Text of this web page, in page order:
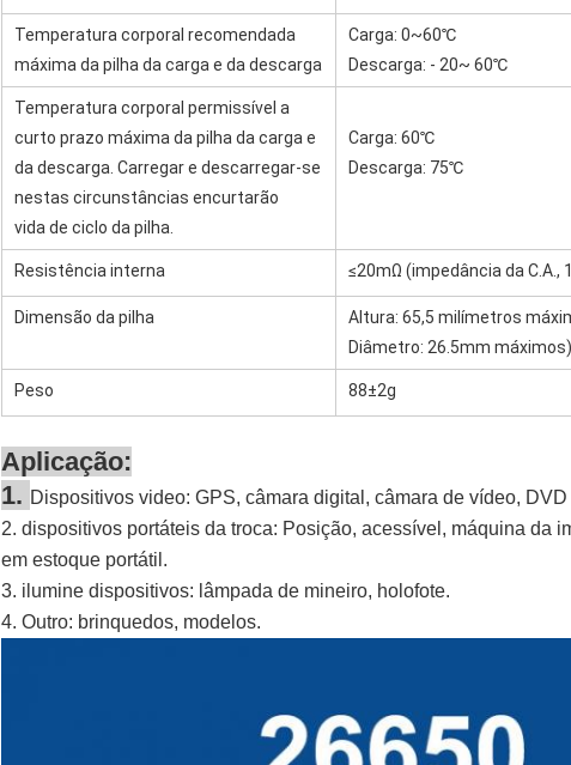
Temperatura corporal recomendada
máxima da pilha da carga e da descarga
Carga: 0~60℃
Descarga: - 20~ 60℃
Temperatura corporal permissível a
curto prazo máxima da pilha da carga e
da descarga. Carregar e descarregar-se
nestas circunstâncias encurtarão
vida de ciclo da pilha.
Carga: 60℃
Descarga: 75℃
Resistência interna ≤20mΩ (impedância da C.A.,
Dimensão da pilha
Altura: 65,5 milímetros
Diâmetro: 26.5mm máximos)
Peso 88±2g
Aplicação:
1. Dispositivos video: GPS, câmara digital, câmara de vídeo,
2. dispositivos portáteis da troca: Posição, acessível, máquina da
em estoque portátil.
3. ilumine dispositivos: lâmpada de mineiro, holofote.
4. Outro: brinquedos, modelos.